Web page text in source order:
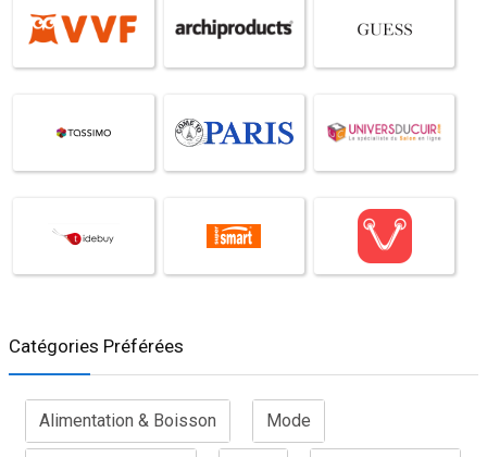
Catégories Préférées
Alimentation & Boisson Mode